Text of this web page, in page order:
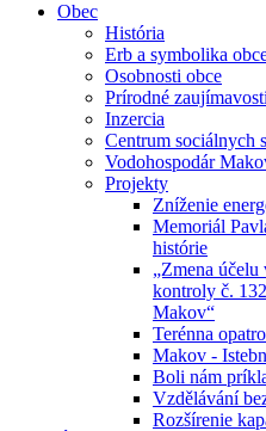
Obec
História
Erb a symbolika
Osobnosti obce
Prírodné zaujímavosti
Inzercia
Centrum sociálnych
Vodohospodár
Projekty
Zníženie
Memoriál
histórie
„Zmena
kontroly č.
Makov“
Terénna
Makov -
Boli nám
Vzdělávání
Rozšírenie